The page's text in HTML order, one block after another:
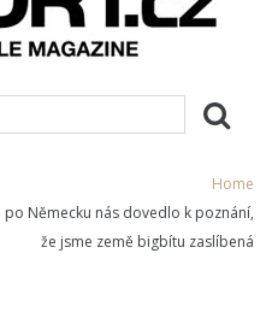
Home
po Německu nás dovedlo k poznání,
že jsme země bigbítu zaslíbená